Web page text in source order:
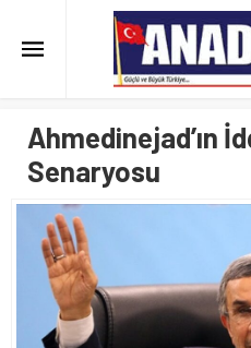
Ahmedinejad’ın
Senaryosu